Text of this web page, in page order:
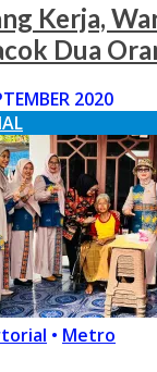
Kerja,
Dua
2020
• Metro